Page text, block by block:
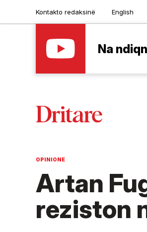
Kontakto redaksinë English
Na
OPINIONE
Artan
reziston